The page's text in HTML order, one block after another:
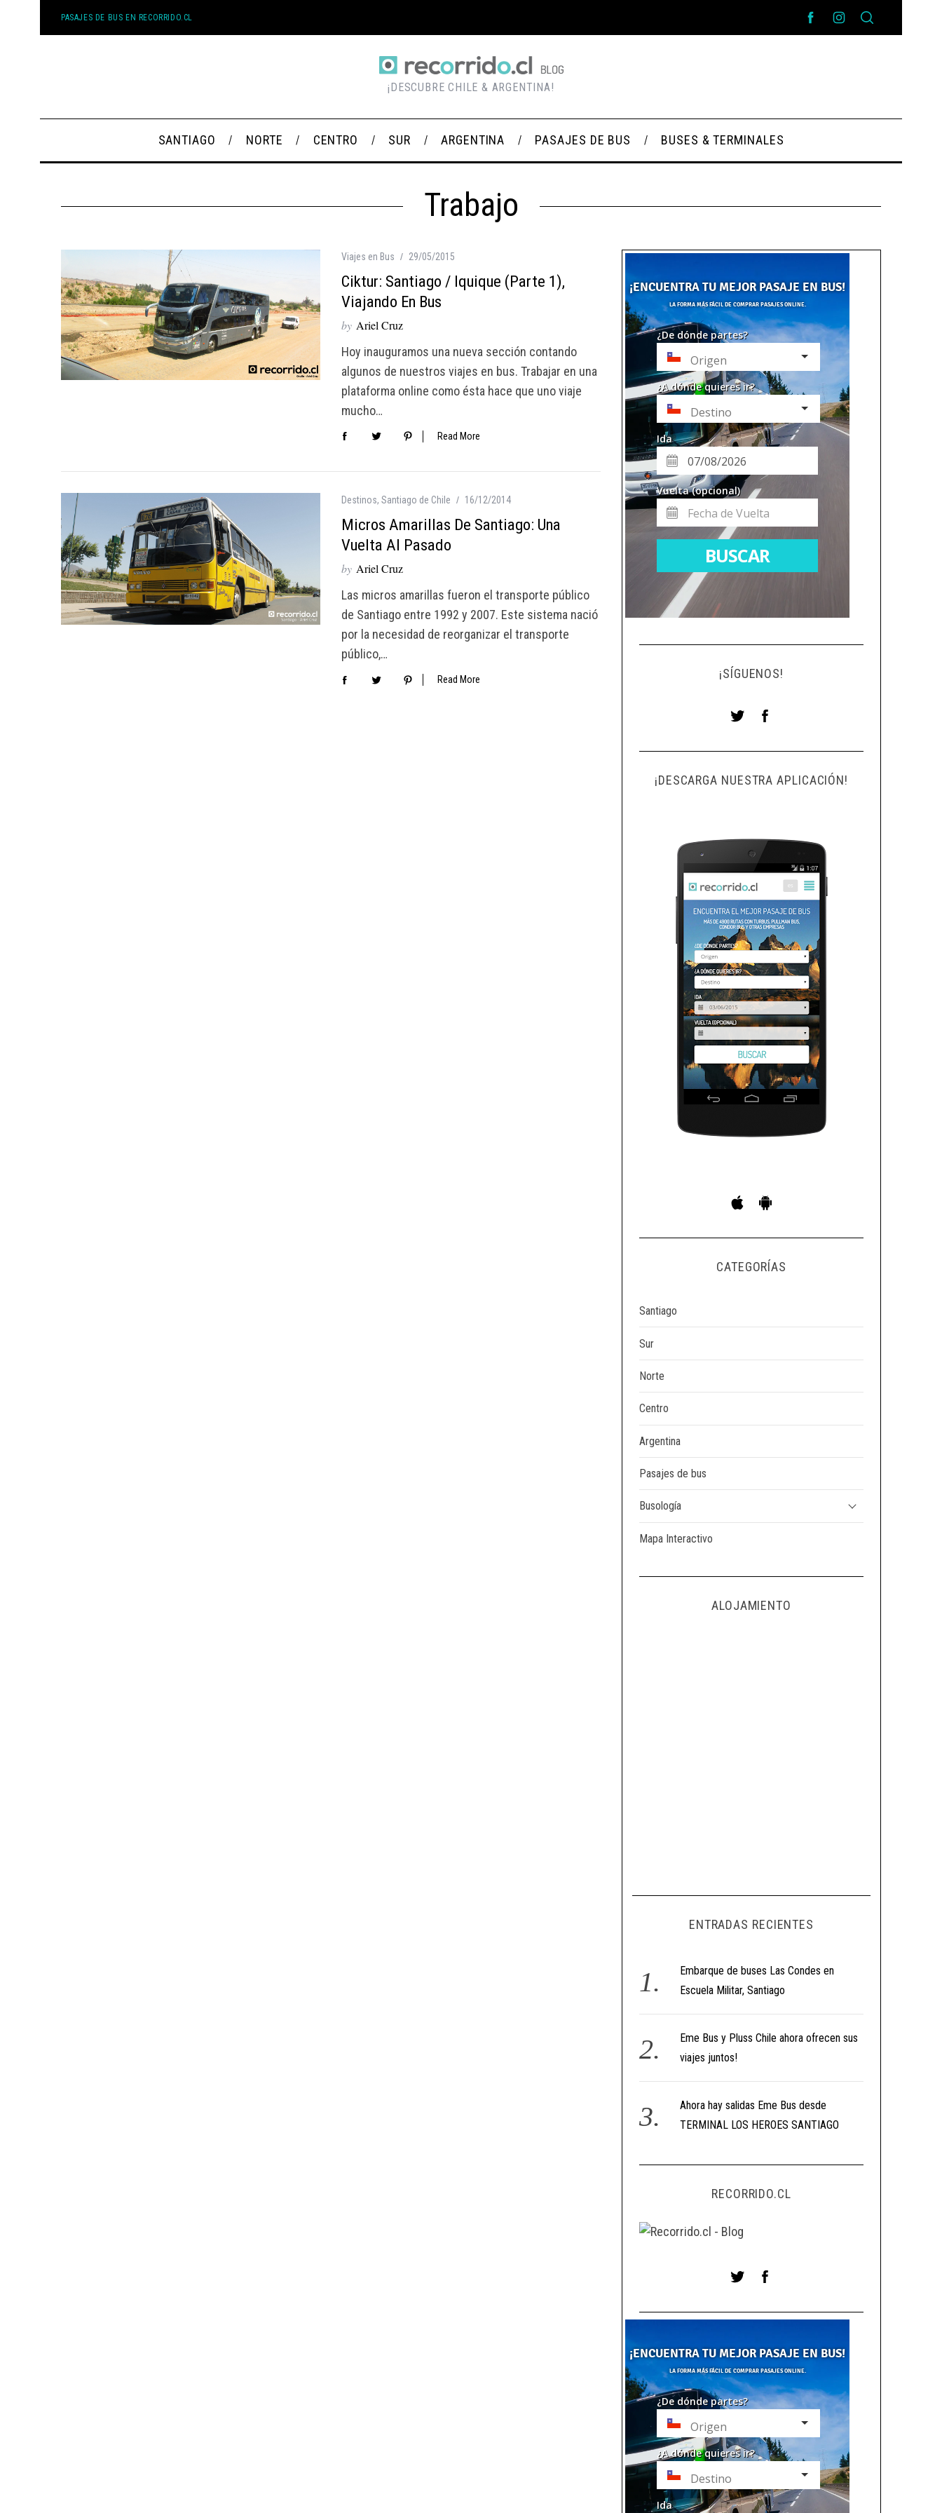
PASAJES DE BUS EN RECORRIDO.CL
¡DESCUBRE CHILE & ARGENTINA!
SANTIAGO NORTE CENTRO SUR ARGENTINA PASAJES DE BUS BUSES & TERMINALES
Trabajo
Viajes en Bus 29/05/2015
Ciktur: Santiago / Iquique (Parte 1),
Viajando En Bus
by Ariel Cruz
Hoy inauguramos una nueva sección contando
algunos de nuestros viajes en bus. Trabajar en una
plataforma online como ésta hace que uno viaje
mucho…
Read More
Destinos, Santiago de Chile 16/12/2014
Micros Amarillas De Santiago: Una
Vuelta Al Pasado
by Ariel Cruz
Las micros amarillas fueron el transporte público
de Santiago entre 1992 y 2007. Este sistema nació
por la necesidad de reorganizar el transporte
público,…
Read More ¡SÍGUENOS!
¡DESCARGA NUESTRA APLICACIÓN!
CATEGORÍAS
Santiago
Sur
Norte
Centro
Argentina
Pasajes de bus
Busología
Mapa Interactivo
ALOJAMIENTO
ENTRADAS RECIENTES
Embarque de buses Las Condes en
Escuela Militar, Santiago
Eme Bus y Pluss Chile ahora ofrecen sus
viajes juntos!
Ahora hay salidas Eme Bus desde
TERMINAL LOS HEROES SANTIAGO
RECORRIDO.CL